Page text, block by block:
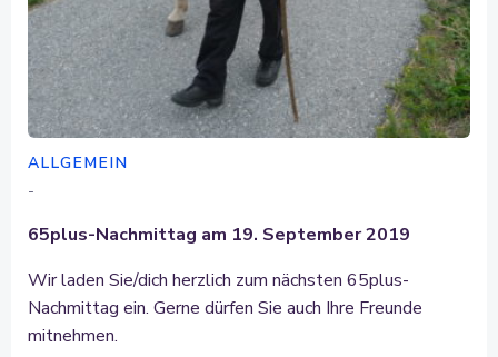
ALLGEMEIN
-
65plus-Nachmittag am 19. September 2019
Wir laden Sie/dich herzlich zum nächsten 65plus-
Nachmittag ein. Gerne dürfen Sie auch Ihre Freunde
mitnehmen.